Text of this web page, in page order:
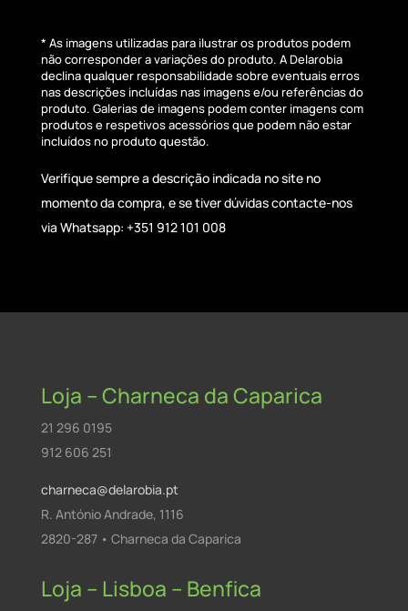
* As imagens utilizadas para ilustrar os produtos podem
não corresponder a variações do produto. A Delarobia
declina qualquer responsabilidade sobre eventuais erros
nas descrições incluídas nas imagens e/ou referências do
produto. Galerias de imagens podem conter imagens com
produtos e respetivos acessórios que podem não estar
incluídos no produto questão.
Verifique sempre a descrição indicada no site no
momento da compra, e se tiver dúvidas contacte-nos
via Whatsapp: +351 912 101 008
Loja – Charneca da Caparica
21 296 0195
912 606 251
charneca@delarobia.pt
R. António Andrade, 1116
2820-287 • Charneca da Caparica
Loja – Lisboa – Benfica